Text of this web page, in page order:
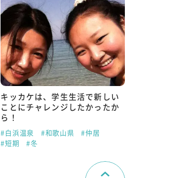
キッカケは、学生生活で新しい
ことにチャレンジしたかったか
ら！
#白浜温泉 #和歌山県
#仲居
#短期
#冬